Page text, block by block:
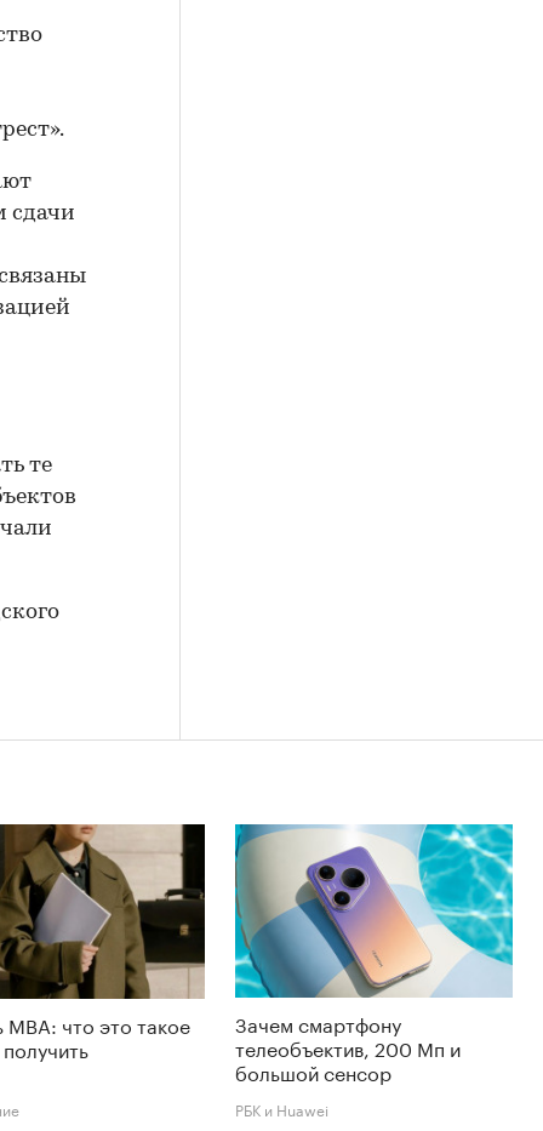
сдачи
те
MBA: что это такое
Зачем смартфону
телеобъектив, 200 Мп и
большой сенсор
РБК и Huawei